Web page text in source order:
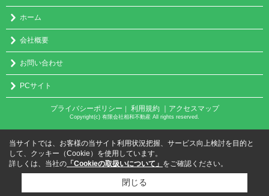
ホーム
会社概要
お問い合わせ
PCサイト
プライバシーポリシー ｜ 利用規約 ｜アクセスマップ
Copyright(c) 有限会社相和不動産 All rights reserved.
当サイトでは、お客様の当サイト利用状況把握、サービス向上検討を目的と
して、クッキー（Cookie）を使用しています。
詳しくは、当社の 「Cookieの取扱いについて」 をご確認ください。
閉じる